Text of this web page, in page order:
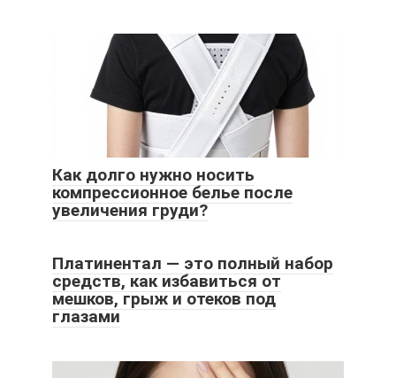
Как долго нужно носить
компрессионное белье после
увеличения груди?
Платинентал — это полный набор
средств, как избавиться от
мешков, грыж и отеков под
глазами